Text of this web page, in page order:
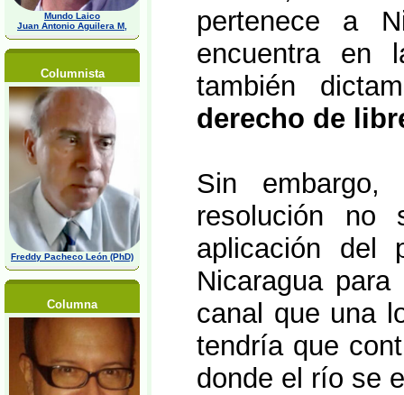
Mundo Laico
Juan Antonio Aguilera M,
Columnista
Freddy Pacheco León (PhD)
Columna
pertenece a
encuentra en
también
derecho de
Sin
resolución no
aplicación del
Nicaragua
canal que una
tendría que
donde el río se